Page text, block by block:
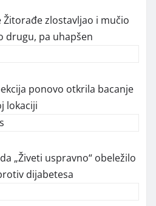
Žitorađe zlostavljao i mučio
drugu, pa uhapšen
ponovo otkrila bacanje
lokaciji
„Živeti uspravno“ obeležilo
dijabetesa